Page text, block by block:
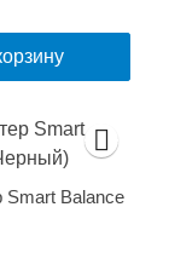
Smart Balance